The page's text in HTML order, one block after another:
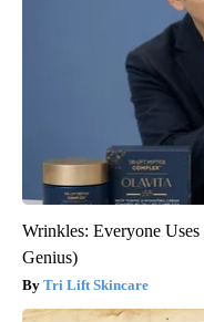
Wrinkles: Everyone
Genius)
Tri Lift Skincare